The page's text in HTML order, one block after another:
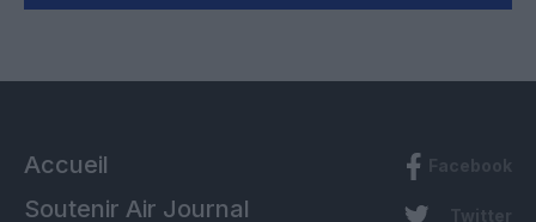
Accueil
Soutenir Air Journal